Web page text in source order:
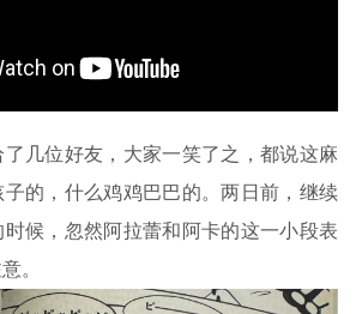
几位好友，大家一笑了之，都说这麻
的，什么鸡鸡巴巴的。两日前，继续
候，忽然阿拉蕾和阿卡的这一小段表
。